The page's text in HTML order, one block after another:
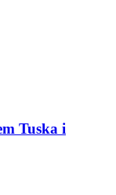
Tuska i